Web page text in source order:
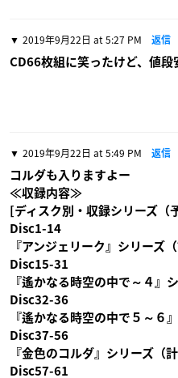
2019年9月22日 at 5:27 PM 返信
CD66枚組に笑ったけど、値段
2019年9月22日 at 5:49 PM 返信
コルダも入りますよー
≪収録内容≫
[ディスク別・収録シリーズ（
Disc1-14
『アンジェリーク』シリーズ
Disc15-31
『遙かなる時空の中で～４』
Disc32-36
『遙かなる時空の中で５～６
Disc37-56
『金色のコルダ』シリーズ（
Disc57-61